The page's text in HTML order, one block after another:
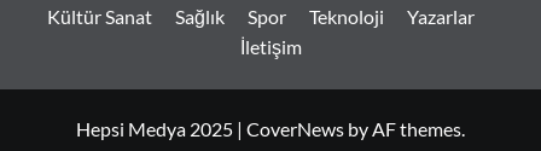
Kültür Sanat
Sağlık Spor Teknoloji
Yazarlar
İletişim
Hepsi Medya 2025 | CoverNews by AF themes.